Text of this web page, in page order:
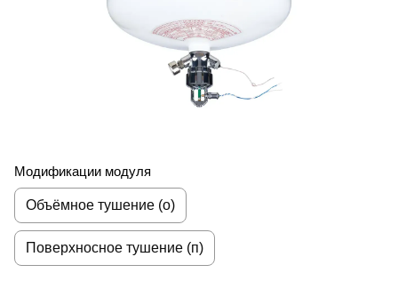
Модификации модуля
Объёмное тушение (о)
Поверхносное тушение (п)